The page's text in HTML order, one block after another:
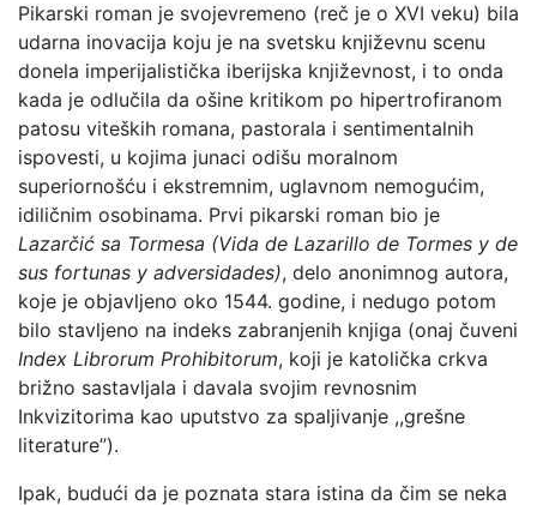
Pikarski roman je svojevremeno (reč je o XVI veku) bila
udarna inovacija koju je na svetsku književnu scenu
donela imperijalistička iberijska književnost, i to onda
kada je odlučila da ošine kritikom po hipertrofiranom
patosu viteških romana, pastorala i sentimentalnih
ispovesti, u kojima junaci odišu moralnom
superiornošću i ekstremnim, uglavnom nemogućim,
idiličnim osobinama. Prvi pikarski roman bio je
Lazarčić sa Tormesa (Vida de Lazarillo de Tormes y de
sus fortunas y adversidades), delo anonimnog autora,
koje je objavljeno oko 1544. godine, i nedugo potom
bilo stavljeno na indeks zabranjenih knjiga (onaj čuveni
Index Librorum Prohibitorum, koji je katolička crkva
brižno sastavljala i davala svojim revnosnim
Inkvizitorima kao uputstvo za spaljivanje ,,grešne
literature”).
Ipak, budući da je poznata stara istina da čim se neka